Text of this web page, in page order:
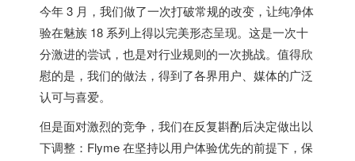
今年 3 月，我们做了一次打破常规的改变，让纯净体
验在魅族 18 系列上得以完美形态呈现。这是一次十
分激进的尝试，也是对行业规则的一次挑战。值得欣
慰的是，我们的做法，得到了各界用户、媒体的广泛
认可与喜爱。
但是面对激烈的竞争，我们在反复斟酌后决定做出以
下调整：Flyme 在坚持以用户体验优先的前提下，保